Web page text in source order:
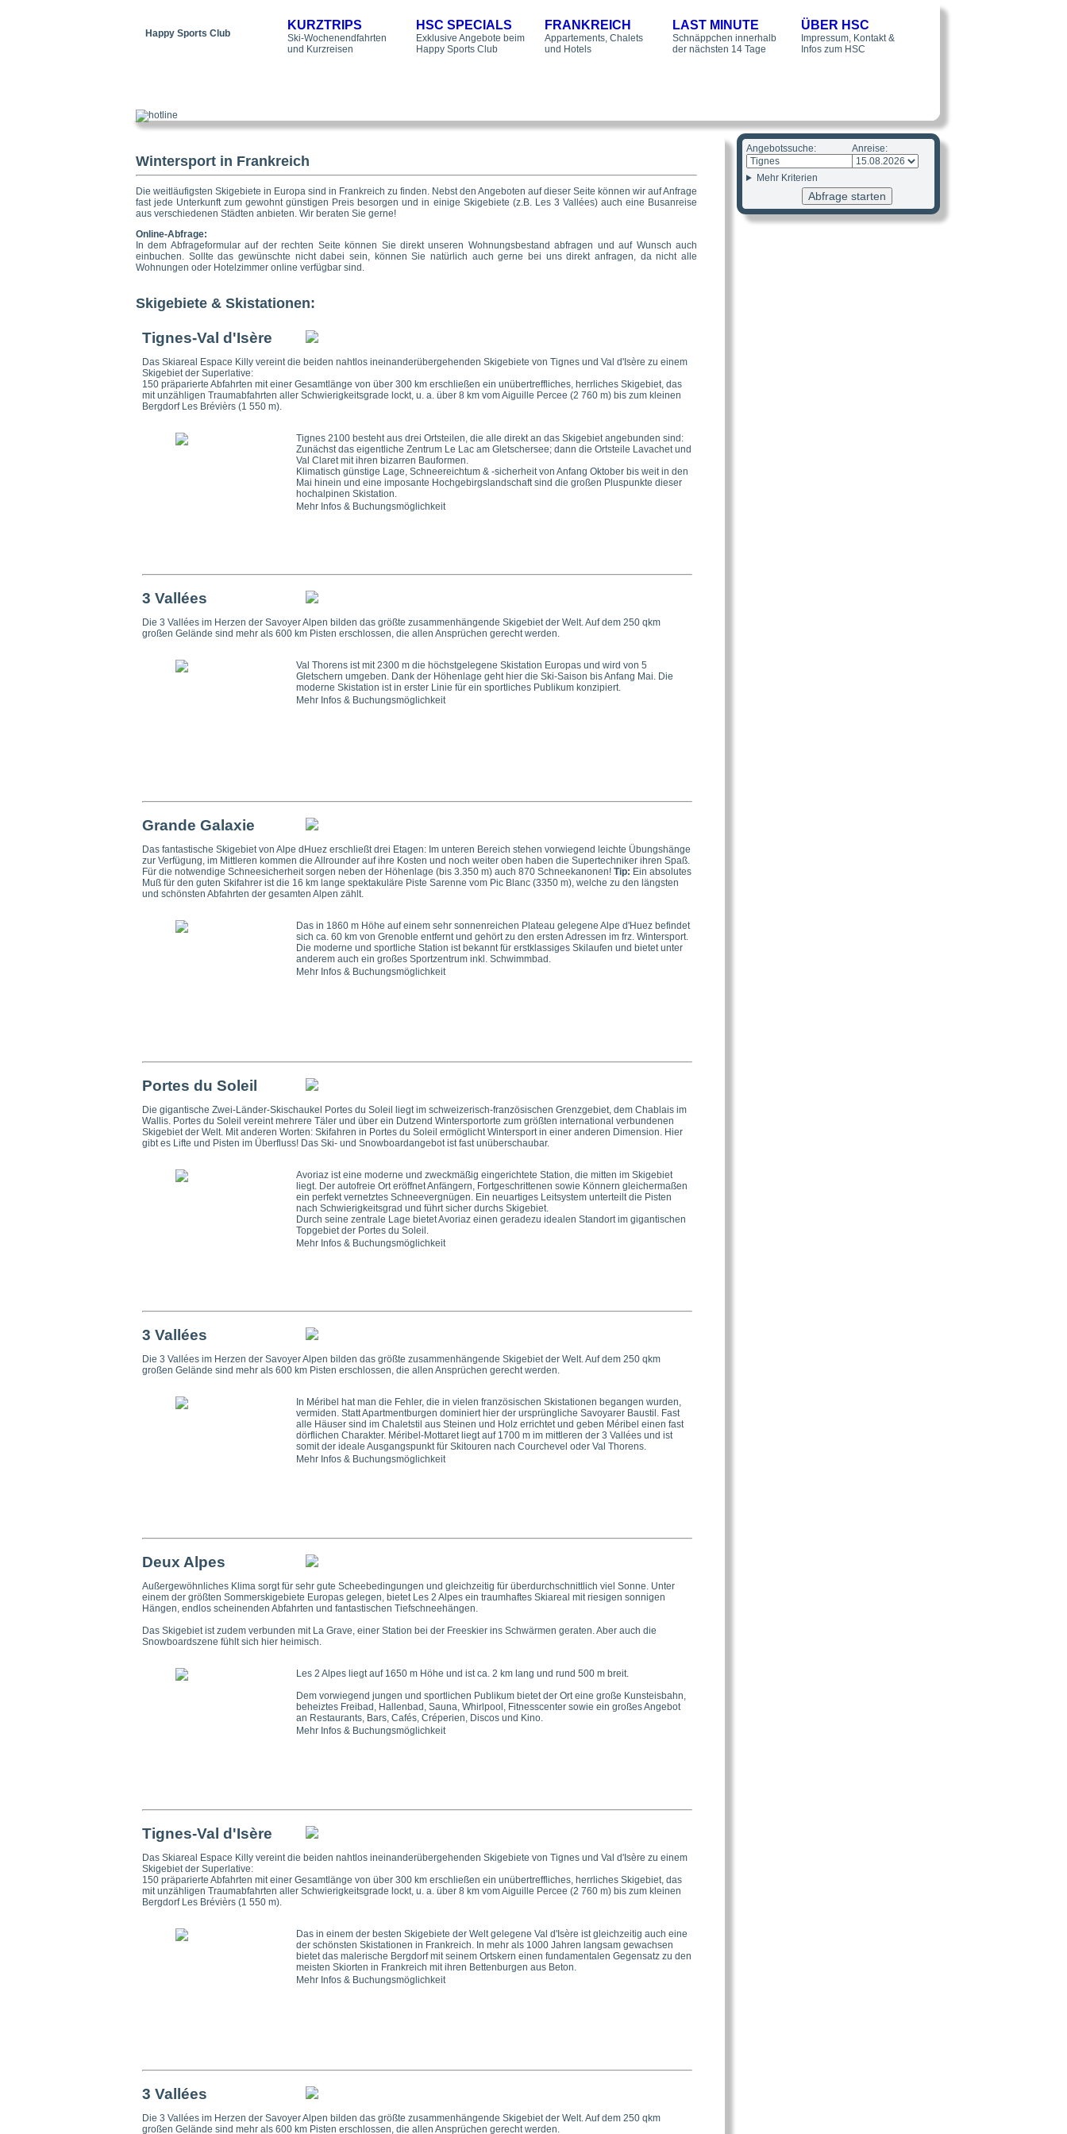
Happy Sports Club
KURZTRIPS
Ski-Wochenendfahrten
und Kurzreisen
HSC SPECIALS
Exklusive Angebote beim
Happy Sports Club
FRANKREICH
Appartements, Chalets
und Hotels
LAST MINUTE
Schnäppchen innerhalb
der nächsten 14 Tage
ÜBER HSC
Impressum, Kontakt &
Infos zum HSC
Wintersport in Frankreich
Die weitläufigsten Skigebiete in Europa sind in Frankreich zu finden. Nebst den Angeboten auf dieser Seite können wir auf Anfrage
fast jede Unterkunft zum gewohnt günstigen Preis besorgen und in einige Skigebiete (z.B. Les 3 Vallées) auch eine Busanreise
aus verschiedenen Städten anbieten. Wir beraten Sie gerne!
Online-Abfrage:
In dem Abfrageformular auf der rechten Seite können Sie direkt unseren Wohnungsbestand abfragen und auf Wunsch auch
einbuchen. Sollte das gewünschte nicht dabei sein, können Sie natürlich auch gerne bei uns direkt anfragen, da nicht alle
Wohnungen oder Hotelzimmer online verfügbar sind.
Skigebiete & Skistationen:
Tignes-Val d'Isère
Das Skiareal Espace Killy vereint die beiden nahtlos ineinanderübergehenden Skigebiete von Tignes und Val d'Isère zu einem
Skigebiet der Superlative:
150 präparierte Abfahrten mit einer Gesamtlänge von über 300 km erschließen ein unübertreffliches, herrliches Skigebiet, das
mit unzähligen Traumabfahrten aller Schwierigkeitsgrade lockt, u. a. über 8 km vom Aiguille Percee (2 760 m) bis zum kleinen
Bergdorf Les Brévièrs (1 550 m).
Tignes 2100 besteht aus drei Ortsteilen, die alle direkt an das Skigebiet angebunden sind:
Zunächst das eigentliche Zentrum Le Lac am Gletschersee; dann die Ortsteile Lavachet und
Val Claret mit ihren bizarren Bauformen.
Klimatisch günstige Lage, Schneereichtum & -sicherheit von Anfang Oktober bis weit in den
Mai hinein und eine imposante Hochgebirgslandschaft sind die großen Pluspunkte dieser
hochalpinen Skistation.
Mehr Infos & Buchungsmöglichkeit
3 Vallées
Die 3 Vallées im Herzen der Savoyer Alpen bilden das größte zusammenhängende Skigebiet der Welt. Auf dem 250 qkm
großen Gelände sind mehr als 600 km Pisten erschlossen, die allen Ansprüchen gerecht werden.
Val Thorens ist mit 2300 m die höchstgelegene Skistation Europas und wird von 5
Gletschern umgeben. Dank der Höhenlage geht hier die Ski-Saison bis Anfang Mai. Die
moderne Skistation ist in erster Linie für ein sportliches Publikum konzipiert.
Mehr Infos & Buchungsmöglichkeit
Grande Galaxie
Das fantastische Skigebiet von Alpe dHuez erschließt drei Etagen: Im unteren Bereich stehen vorwiegend leichte Übungshänge
zur Verfügung, im Mittleren kommen die Allrounder auf ihre Kosten und noch weiter oben haben die Supertechniker ihren Spaß.
Für die notwendige Schneesicherheit sorgen neben der Höhenlage (bis 3.350 m) auch 870 Schneekanonen! Tip: Ein absolutes
Muß für den guten Skifahrer ist die 16 km lange spektakuläre Piste Sarenne vom Pic Blanc (3350 m), welche zu den längsten
und schönsten Abfahrten der gesamten Alpen zählt.
Das in 1860 m Höhe auf einem sehr sonnenreichen Plateau gelegene Alpe d'Huez befindet
sich ca. 60 km von Grenoble entfernt und gehört zu den ersten Adressen im frz. Wintersport.
Die moderne und sportliche Station ist bekannt für erstklassiges Skilaufen und bietet unter
anderem auch ein großes Sportzentrum inkl. Schwimmbad.
Mehr Infos & Buchungsmöglichkeit
Portes du Soleil
Die gigantische Zwei-Länder-Skischaukel Portes du Soleil liegt im schweizerisch-französischen Grenzgebiet, dem Chablais im
Wallis. Portes du Soleil vereint mehrere Täler und über ein Dutzend Wintersportorte zum größten international verbundenen
Skigebiet der Welt. Mit anderen Worten: Skifahren in Portes du Soleil ermöglicht Wintersport in einer anderen Dimension. Hier
gibt es Lifte und Pisten im Überfluss! Das Ski- und Snowboardangebot ist fast unüberschaubar.
Avoriaz ist eine moderne und zweckmäßig eingerichtete Station, die mitten im Skigebiet
liegt. Der autofreie Ort eröffnet Anfängern, Fortgeschrittenen sowie Könnern gleichermaßen
ein perfekt vernetztes Schneevergnügen. Ein neuartiges Leitsystem unterteilt die Pisten
nach Schwierigkeitsgrad und führt sicher durchs Skigebiet.
Durch seine zentrale Lage bietet Avoriaz einen geradezu idealen Standort im gigantischen
Topgebiet der Portes du Soleil.
Mehr Infos & Buchungsmöglichkeit
3 Vallées
Die 3 Vallées im Herzen der Savoyer Alpen bilden das größte zusammenhängende Skigebiet der Welt. Auf dem 250 qkm
großen Gelände sind mehr als 600 km Pisten erschlossen, die allen Ansprüchen gerecht werden.
In Méribel hat man die Fehler, die in vielen französischen Skistationen begangen wurden,
vermiden. Statt Apartmentburgen dominiert hier der ursprüngliche Savoyarer Baustil. Fast
alle Häuser sind im Chaletstil aus Steinen und Holz errichtet und geben Méribel einen fast
dörflichen Charakter. Méribel-Mottaret liegt auf 1700 m im mittleren der 3 Vallées und ist
somit der ideale Ausgangspunkt für Skitouren nach Courchevel oder Val Thorens.
Mehr Infos & Buchungsmöglichkeit
Deux Alpes
Außergewöhnliches Klima sorgt für sehr gute Scheebedingungen und gleichzeitig für überdurchschnittlich viel Sonne. Unter
einem der größten Sommerskigebiete Europas gelegen, bietet Les 2 Alpes ein traumhaftes Skiareal mit riesigen sonnigen
Hängen, endlos scheinenden Abfahrten und fantastischen Tiefschneehängen.
Das Skigebiet ist zudem verbunden mit La Grave, einer Station bei der Freeskier ins Schwärmen geraten. Aber auch die
Snowboardszene fühlt sich hier heimisch.
Les 2 Alpes liegt auf 1650 m Höhe und ist ca. 2 km lang und rund 500 m breit.
Dem vorwiegend jungen und sportlichen Publikum bietet der Ort eine große Kunsteisbahn,
beheiztes Freibad, Hallenbad, Sauna, Whirlpool, Fitnesscenter sowie ein großes Angebot
an Restaurants, Bars, Cafés, Créperien, Discos und Kino.
Mehr Infos & Buchungsmöglichkeit
Tignes-Val d'Isère
Das Skiareal Espace Killy vereint die beiden nahtlos ineinanderübergehenden Skigebiete von Tignes und Val d'Isère zu einem
Skigebiet der Superlative:
150 präparierte Abfahrten mit einer Gesamtlänge von über 300 km erschließen ein unübertreffliches, herrliches Skigebiet, das
mit unzähligen Traumabfahrten aller Schwierigkeitsgrade lockt, u. a. über 8 km vom Aiguille Percee (2 760 m) bis zum kleinen
Bergdorf Les Brévièrs (1 550 m).
Das in einem der besten Skigebiete der Welt gelegene Val d'Isère ist gleichzeitig auch eine
der schönsten Skistationen in Frankreich. In mehr als 1000 Jahren langsam gewachsen
bietet das malerische Bergdorf mit seinem Ortskern einen fundamentalen Gegensatz zu den
meisten Skiorten in Frankreich mit ihren Bettenburgen aus Beton.
Mehr Infos & Buchungsmöglichkeit
3 Vallées
Die 3 Vallées im Herzen der Savoyer Alpen bilden das größte zusammenhängende Skigebiet der Welt. Auf dem 250 qkm
großen Gelände sind mehr als 600 km Pisten erschlossen, die allen Ansprüchen gerecht werden.
Angebotssuche: Anreise:
Mehr Kriterien